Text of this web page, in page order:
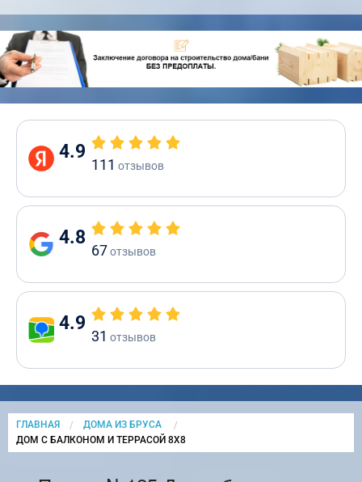
4.9
111 отзывов
4.8
67отзывов
4.9
31 отзывов
ГЛАВНАЯ
ДОМА ИЗ БРУСА
CURRENT:
ДОМ С БАЛКОНОМ И ТЕРРАСОЙ 8Х8